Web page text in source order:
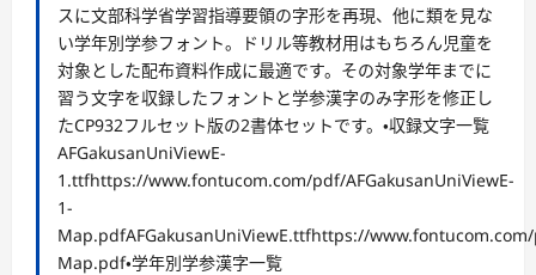
スに文部科学省学習指導要領の字形を再現、他に類を見な
い学年別学参フォント。ドリル等教材用はもちろん児童を
対象とした配布資料作成に最適です。その対象学年までに
習う文字を収録したフォントと学参漢字のみ字形を修正し
たCP932フルセット版の2書体セットです。・収録文字一覧
AFGakusanUniViewE-
1.ttfhttps://www.fontucom.com/pdf/AFGakusanUniViewE-
1-
Map.pdfAFGakusanUniViewE.ttfhttps://
Map.pdf・学年別学参漢字一覧